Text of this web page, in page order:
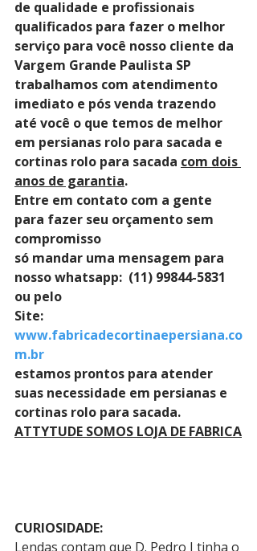
de qualidade e profissionais
qualificados para fazer o melhor
serviço para você nosso cliente da
Vargem Grande Paulista SP
trabalhamos com atendimento
imediato e pós venda trazendo
até você o que temos de melhor
em persianas rolo para sacada e
cortinas rolo para sacada com dois
anos de garantia.
Entre em contato com a gente
para fazer seu orçamento sem
compromisso
só mandar uma mensagem para
nosso whatsapp:  (11) 99844-5831
ou pelo
Site:
www.fabricadecortinaepersiana.co
m.br
estamos prontos para atender
suas necessidade em persianas e
cortinas rolo para sacada.
ATTYTUDE SOMOS LOJA DE FABRICA
CURIOSIDADE:
Lendas contam que D. Pedro I tinha o